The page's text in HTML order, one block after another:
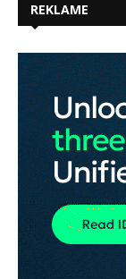
REKLAME